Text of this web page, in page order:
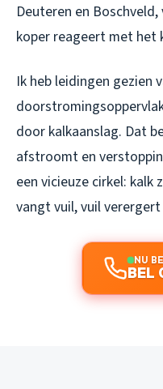
Deuteren en
koper reageert met het
Ik heb leidingen gezien
door kalkaanslag. Dat
afstroomt en
een vicieuze cirkel:
vangt vuil, vuil
NU
BEL